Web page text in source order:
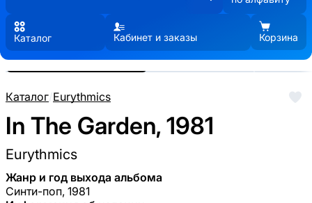
Каталог Кабинет и заказы Корзина
Каталог/Eurythmics
In The Garden, 1981
Eurythmics
Жанр и год выхода альбома
Синти-поп, 1981
Реальные фото пластинки.
Нажмите, чтобы увеличить